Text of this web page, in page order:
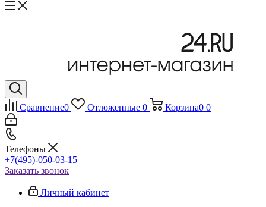
Сравнение0 Отложенные 0 Корзина0 0
Телефоны
+7(495)-050-03-15
Заказать звонок
Личный кабинет